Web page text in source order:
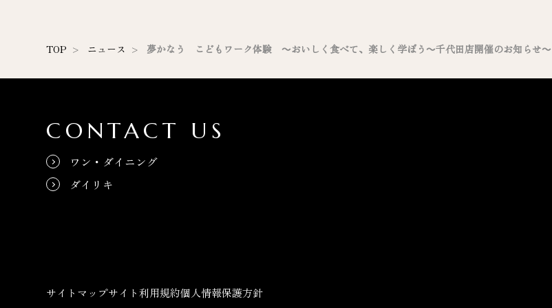
TOP ニュース 夢かなう こどもワーク体験 ～おいしく食べて、楽しく学ぼう～千代田店開催のお知らせ～
CONTACT US
ワン・ダイニング
ダイリキ
サイトマップサイト利用規約個人情報保護方針